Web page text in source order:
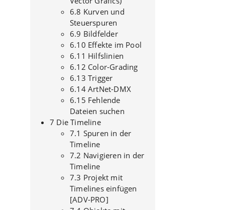
6.8 Kurven und
Steuerspuren
6.9 Bildfelder
6.10 Effekte im Pool
6.11 Hilfslinien
6.12 Color-Grading
6.13 Trigger
6.14 ArtNet-DMX
6.15 Fehlende
Dateien suchen
7 Die Timeline
7.1 Spuren in der
Timeline
7.2 Navigieren in der
Timeline
7.3 Projekt mit
Timelines einfügen
[ADV-PRO]